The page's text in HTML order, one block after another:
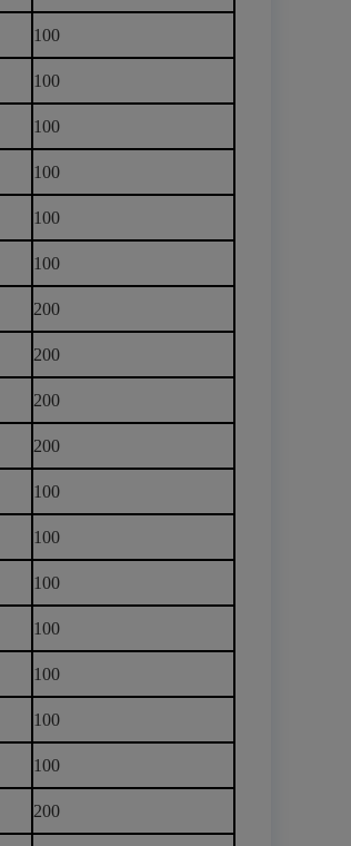
100
100
100
100
100
100
200
200
200
200
100
100
100
100
100
100
100
200